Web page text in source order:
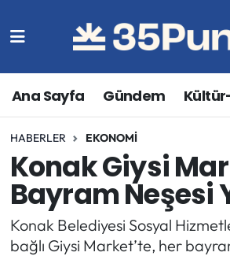
Ana Sayfa Gündem
HABERLER EKONOMI
Konak Giysi
Bayram Neşesi
Konak Belediyesi Sosyal
bağlı Giysi Market’te, her